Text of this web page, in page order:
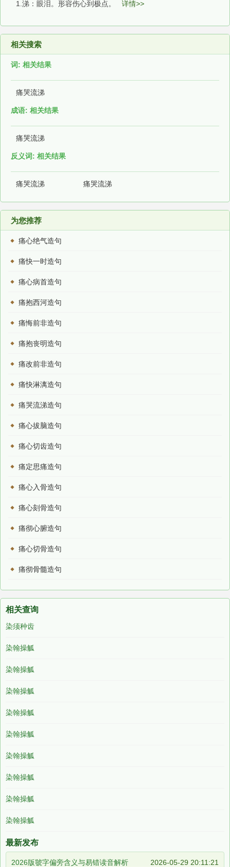
1.涕：眼泪。形容伤心到极点。 详情>>
相关搜索
词: 相关结果
痛哭流涕
成语: 相关结果
痛哭流涕
反义词: 相关结果
痛哭流涕 痛哭流涕
为您推荐
痛心绝气造句
痛快一时造句
痛心病首造句
痛抱西河造句
痛悔前非造句
痛抱丧明造句
痛改前非造句
痛快淋漓造句
痛哭流涕造句
痛心拔脑造句
痛心切齿造句
痛定思痛造句
痛心入骨造句
痛心刻骨造句
痛彻心腑造句
痛心切骨造句
痛彻骨髓造句
相关查询
染须种齿
染翰操觚
染翰操觚
染翰操觚
染翰操觚
染翰操觚
染翰操觚
染翰操觚
染翰操觚
染翰操觚
最新发布
2026版虢字偏旁含义与易错读音解析 2026-05-29 20:11:21